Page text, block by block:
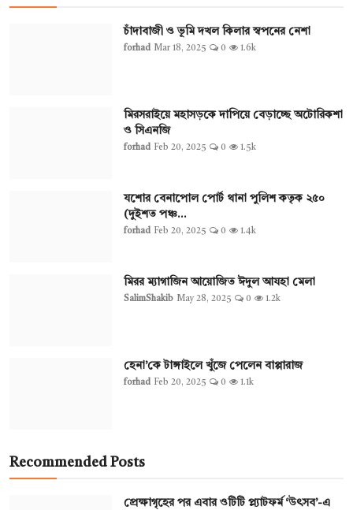
চাঁদাবাজী ও ভূমি দখল কিলার স্বপনের নেশা
forhad Mar 18, 2025 0 1.6k
মিরসরাইয়ে মহাসড়কে দাপিয়ে বেড়াচ্ছে অটোরিকশা
ও সিএনজি
forhad Feb 20, 2025 0 1.5k
যশোর বেনাপোল পোর্ট থানা পুলিশ কতৃক ২৫০
(দুইশত পঞ্চ...
forhad Feb 20, 2025 0 1.4k
মিরর ম্যাগাজিন আয়োজিত ঈদুল আযহা মেলা
SalimShakib May 28, 2025 0 1.2k
হেনা’কে টাঙ্গাইলে খুঁজে পেলেন বাপ্পারাজ
forhad Feb 20, 2025 0 1.1k
Recommended Posts
প্রেক্ষাগৃহের পর এবার ওটিটি প্ল্যাটফর্ম ‘উৎসব’-এ